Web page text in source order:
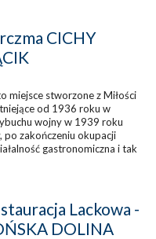
CICHY
miejsce stworzone z Miłości
od 1936 roku w
wojny w 1939 roku
po zakończeniu okupacji
gastronomiczna i tak
Lackowa -
DOLINA